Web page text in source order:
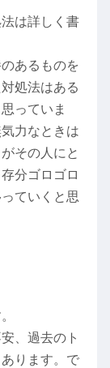
は詳しく書
あるものを
処法はある
っていま
力なときは
その人にと
分ゴロゴロ
ていくと思
、過去のト
ります。で